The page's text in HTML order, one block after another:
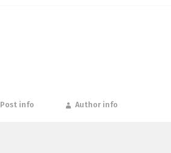
Post info Author info